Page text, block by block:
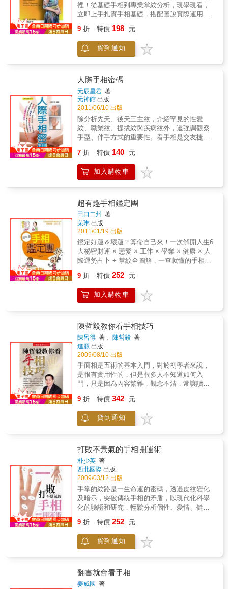
裡！從基礎手相到專業掌紋分析，現學現看，
立即上手扎實手相基礎，搭配圖說實際運用，
9 折 特價 198 元
貨到通知
人際手相密碼
元辰星君 著
元神館 出版
2011/06/10 出版
除分析先天、後天三主紋，介紹罕見的性愛
紋、職業紋、提拔紋與疾病紋外，還強調觀察
手型、伸手方式的重要性。看手相是交友捷徑
說得天花亂墜，少有新意。本書依古相學理
論，細說先天的天、地、人三主紋，以及後天
之天喜紋（事業線）、六秀紋、健康紋與放縱
特殊符號仔細分析，學會之後即可「知己知
彼，百戰百勝」。例如欲知與某人有緣無緣，
值不值得花心思繼續交往，可以先看自己，再
看對方的婚姻紋、天紋、地紋，包括副線與特
殊記號，即可心知肚明。又如想知道最近運
勢，可看人紋、天喜紋、地紋與六秀紋等。注
意！掌紋會隨心態與作風而改變，朝積極、正
向努力就可開運！附：『三分鐘手相秘笈』子
書，隨身攜帶最方便！
7 折 特價 140 元
加入購物車
超有趣手相鑑定團
田口二州 著
朵琳 出版
2011/01/19 出版
鑑定好運＆壞運？算命自己來！一次解開人生6
大祕密財運 × 戀愛 × 工作 × 學業 × 健康 × 人
際運勢占卜 + 掌紋全圖解，一查就懂的手相入
享派 財運 / 戀愛 / 工作 / 學業 … → 配合目的
占卜GO！認真鑑定派 生命線 / 智慧線 / 感情線
… → 如何找線GO！拋開艱澀難懂的手相，看
小人？擔心健康，爆肝指數上升中？ 本書跳脫
傳統手相教學，直接切入你生活中最關心的話
題：財運 × 戀愛 × 工作 × 學業 × 健康 × 人際
以「輕鬆共享派」、「認真鑑定派」兩種占卜
順序，搭配掌紋完全圖解從基礎手相開始到專
業線條分析，入門&進階應用都能立即上手！幫
助你交友聯誼不冷場，人氣急升！輕鬆掌握人
生未來的方向！ 本書特色 ◎初次學手相很輕鬆
紮實的手相基礎，搭配實際占卜範例，教你如
勢。 ◎配合不同目的作判斷，揭開人生6大秘
密財運 × 戀愛 × 工作 × 學業 × 健康 × 人際 ◎
掌紋完全圖解，入門&進階皆宜三大主線、16條
基本線，以掌紋型態分別解說195種命理運勢。
◎手相實用度百分百 ‧「輕鬆共享派」：了解自
己、朋友和戀人的運勢！交友聯誼不冷場！ ‧
「認真鑑定派」：觀察手相的變化，推斷運
勢、掌握時機、趨吉避凶，掌握人生未來的方
向！
9 折 特價 252 元
加入購物車
陳哲毅教你看手相技巧
陳呂得 著 、 陳哲毅 著
進源 出版
2009/08/10 出版
手面相是五術的基本入門，對於初學者來說，
是很有實用性的，但是很多人不知道如何入
門，只是因為內容繁雜，觀念不清，常讓讀者
而搞出了笑話。『陳哲毅教你看手相技巧』一
書，從基礎開始入門，涵蓋東方、西方的手相
觀點，由掌型、指型、丘位、紋路一路清楚解
樣的特質，該怎樣相處溝通，可以立即現學現
用。再來是分門別類，深入剖析感情、婚姻、
事業、功名、財運、健康等手相判斷重點，像
是感情會不會順利，婚姻會不會長久，事業會
不會開展，功名會不會顯達，財運會不會廣
進，健康有沒有毛病等等，有著深入探討，立
即成為大師。最後則是收集各種手相的疑問，
為您一一的解答，讓您從此再也不會困惑迷惘
了，也有著正確的觀念，而不會人云亦云。
9 折 特價 342 元
貨到通知
打敗不景氣的手相開運術
朴少英 著
西北國際 出版
2009/03/12 出版
手掌的紋路是一生命運的密碼，透過皮紋變化
及暗示，突破傳統手相的矛盾，以現代化科學
化的驗證和研究，輕鬆分析個性、愛情、健
影 透過手相獲得的人生諮詢！ 手相是
一種統計學，是可以讀懂人的性格、健康與內
心世界的羅盤。 表現出「我現在過的很
相如何？ 無論什麼時候，答案就在自己身
上，在這種情況下，手相就起到了指導作用。
9 折 特價 252 元
貨到通知
翻書就會看手相
姜威國 著